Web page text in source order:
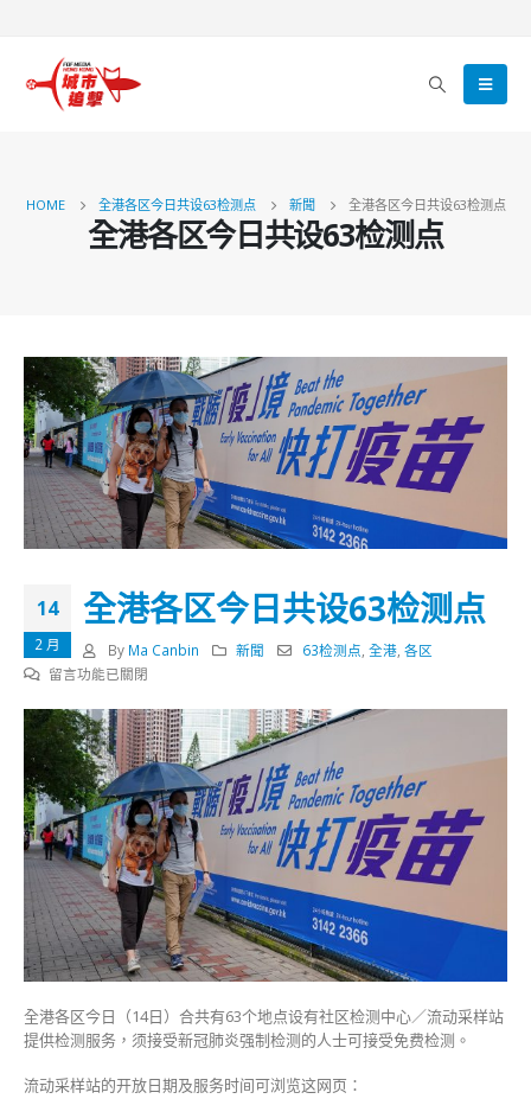
HOME 全港各区今日共设63检测点 新聞 全港各区今日共设63检测点
全港各区今日共设63检测点
14
2 月
全港各区今日共设63检测点
By Ma Canbin 新聞 63检测点,全港,各区
在
港
各
区
今
日
共
设
63
检
测
点〉
中
留言功能已關閉
全港各区今日（14日）合共有63个地点设有社区检测中心／流动采样站
提供检测服务，须接受新冠肺炎强制检测的人士可接受免费检测。
流动采样站的开放日期及服务时间可浏览这网页：